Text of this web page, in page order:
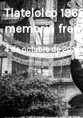
Tlatelolco
memoria
4 de octubre de 2025